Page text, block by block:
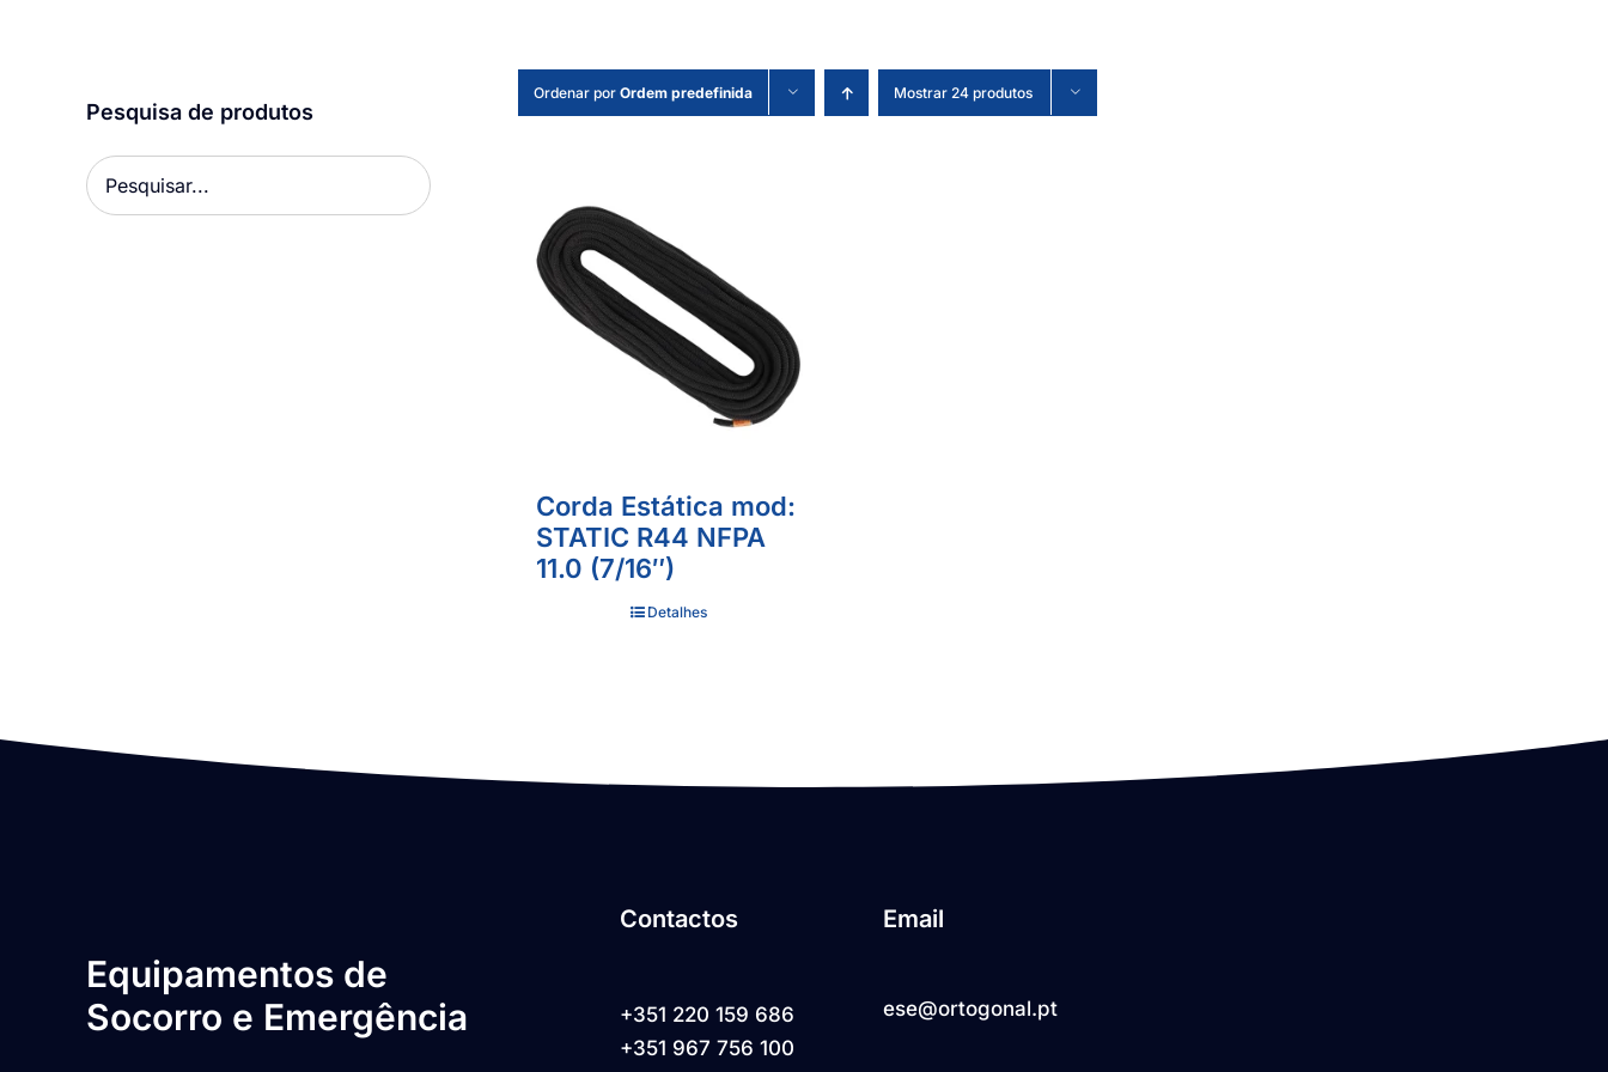
Ordenar por Ordem predefinida Mostrar 24 produtos
Corda Estática mod:
STATIC R44 NFPA
11.0 (7/16″)
Detalhes
Pesquisa de produtos
Equipamentos de
Socorro e Emergência
Contactos
+351 220 159 686
+351 967 756 100
Email
ese@ortogonal.pt